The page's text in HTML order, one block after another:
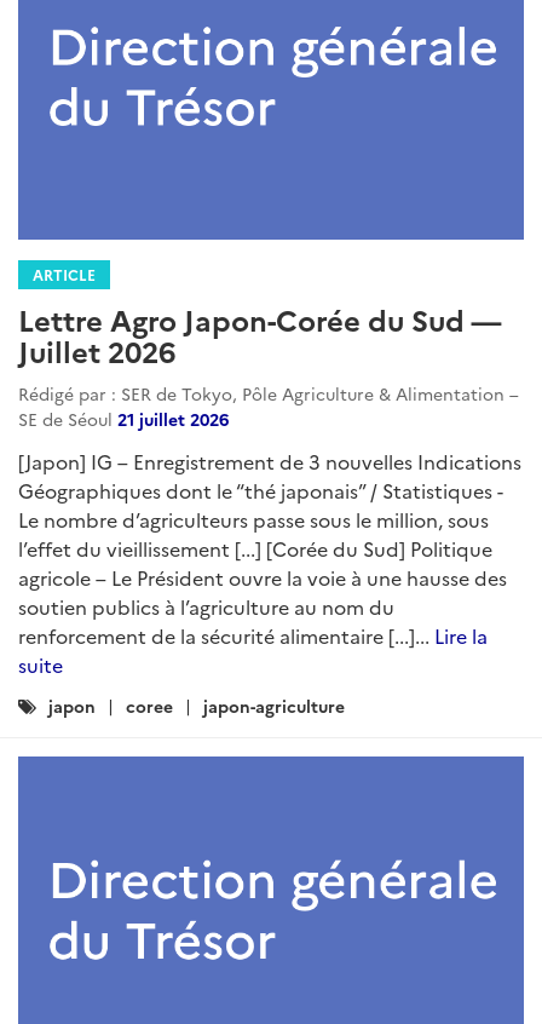
ARTICLE
Lettre Agro Japon-Corée du Sud —
Juillet 2026
Rédigé par : SER de Tokyo, Pôle Agriculture & Alimentation –
SE de Séoul 21 juillet 2026
[Japon] IG – Enregistrement de 3 nouvelles Indications
Géographiques dont le “thé japonais” / Statistiques -
Le nombre d’agriculteurs passe sous le million, sous
l’effet du vieillissement [...] [Corée du Sud] Politique
agricole – Le Président ouvre la voie à une hausse des
soutien publics à l’agriculture au nom du
renforcement de la sécurité alimentaire [...]... Lire la
suite
Catégories
japon coree japon-agriculture